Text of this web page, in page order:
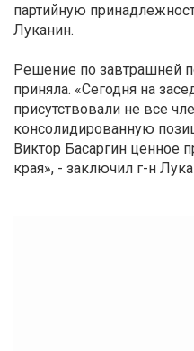
партийную
Луканин.
Решение по завтрашней
приняла. «Сегодня на
присутствовали не все
консолидированную
Виктор Басаргин ценное
края», - заключил г-н